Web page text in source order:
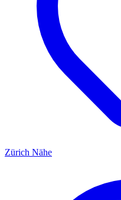
Zürich Nähe